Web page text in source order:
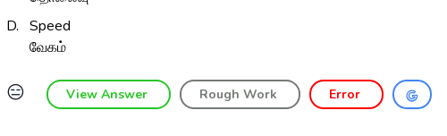
D.
Speed
வேகம்
😑 View Answer Rough Work Error